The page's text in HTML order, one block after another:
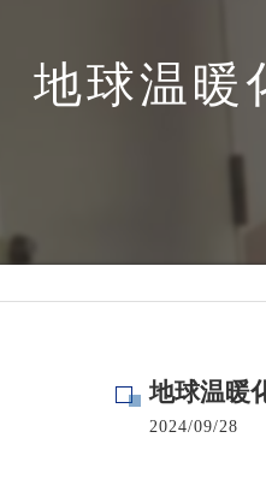
マンションのカビ取り倉庫･工
病院･
地球温暖
地球温暖
2024/09/28